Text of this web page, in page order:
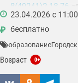
8(49241)2-18-76
8(49241)3-43-57
23.04.2026 с
бесплатно
₽
образование
Возраст 0+